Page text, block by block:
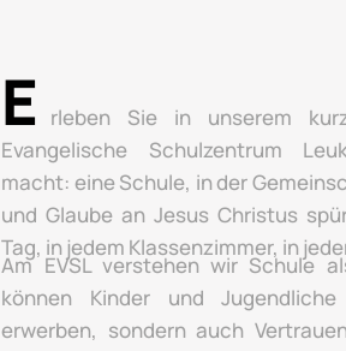
E
rleben Sie in unserem
Evangelische Schulzentrum
macht: eine Schule, in der
und Glaube an Jesus Christus
Tag, in jedem Klassenzimmer, in
Am EVSL verstehen wir Schule
können Kinder und
erwerben, sondern auch